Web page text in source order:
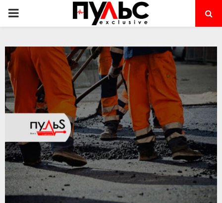
PRIMARY